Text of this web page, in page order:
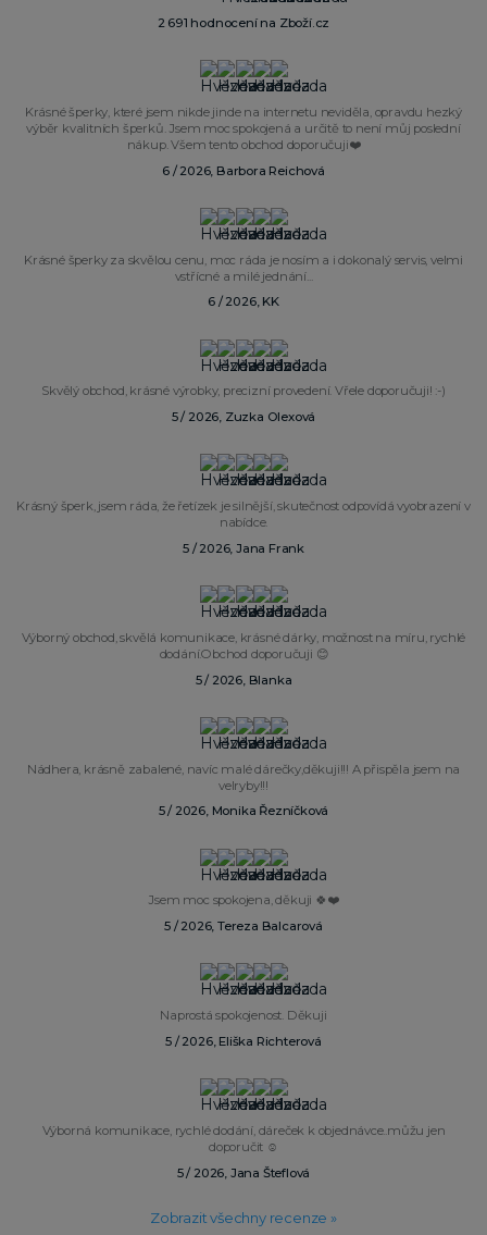
2 691 hodnocení na Zboží.cz
Krásné šperky, které jsem nikde jinde na internetu neviděla, opravdu hezký
výběr kvalitních šperků. Jsem moc spokojená a určitě to není můj poslední
nákup. Všem tento obchod doporučuji❤️
6 / 2026, Barbora Reichová
Krásné šperky za skvělou cenu, moc ráda je nosím a i dokonalý servis, velmi
vstřícné a milé jednání...
6 / 2026, KK
Skvělý obchod, krásné výrobky, precizní provedení. Vřele doporučuji! :-)
5 / 2026, Zuzka Olexová
Krásný šperk, jsem ráda, že řetízek je silnější, skutečnost odpovídá vyobrazení v
nabídce.
5 / 2026, Jana Frank
Výborný obchod, skvělá komunikace, krásné dárky, možnost na míru, rychlé
dodání.Obchod doporučuji 😊
5 / 2026, Blanka
Nádhera, krásně zabalené, navíc malé dárečky,děkuji!!! A přispěla jsem na
velryby!!!
5 / 2026, Monika Řezníčková
Jsem moc spokojena, děkuji 🍀❤️
5 / 2026, Tereza Balcarová
Naprostá spokojenost. Děkuji
5 / 2026, Eliška Richterová
Výborná komunikace, rychlé dodání, dáreček k objednávce..můžu jen
doporučit ☺️
5 / 2026, Jana Šteflová
Zobrazit všechny recenze »